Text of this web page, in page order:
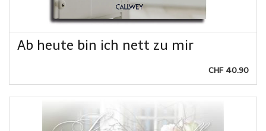
Ab heute bin ich nett zu mir
CHF 40.90